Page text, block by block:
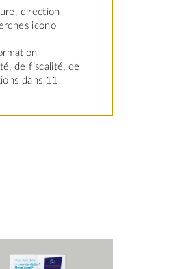
direction
icono
de fiscalité, de
dans 11